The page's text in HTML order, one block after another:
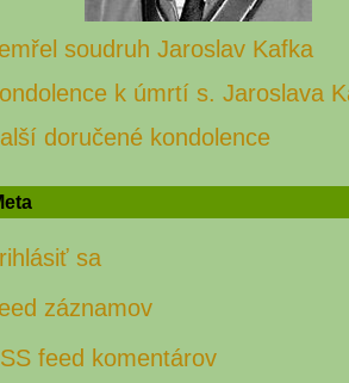
soudruh Jaroslav Kafka
k úmrtí s. Jaroslava
doručené kondolence
sa
záznamov
feed komentárov